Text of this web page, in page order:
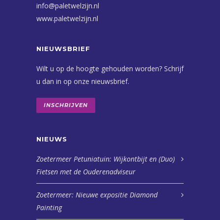
info@paletwelzijn.nl
www.paletwelzijn.nl
NIEUWSBRIEF
Wilt u op de hoogte gehouden worden? Schrijf
u dan in op onze nieuwsbrief.
INSCHRIJVEN
NIEUWS
Zoetermeer Petuniatuin: Wijkontbijt en (Duo)
Fietsen met de Ouderenadviseur
Zoetermeer: Nieuwe expositie Diamond
Painting